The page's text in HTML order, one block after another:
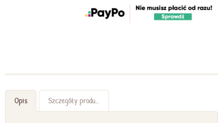
Opis Szczegóły produktu